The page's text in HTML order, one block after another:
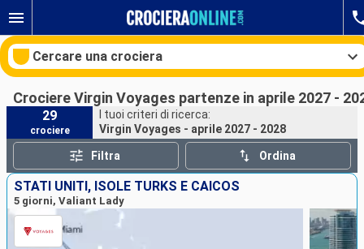
Cercare una crociera
Le nostre destinazioni
Mesi di partenza
Porti
Crociere Virgin Voyages partenze in aprile 2027 -
29
crociere
I tuoi criteri di ricerca:
Virgin Voyages - aprile 2027 - 2028
Filtra Ordina
STATI UNITI, ISOLE TURKS E CAICOS
5 giorni, Valiant Lady